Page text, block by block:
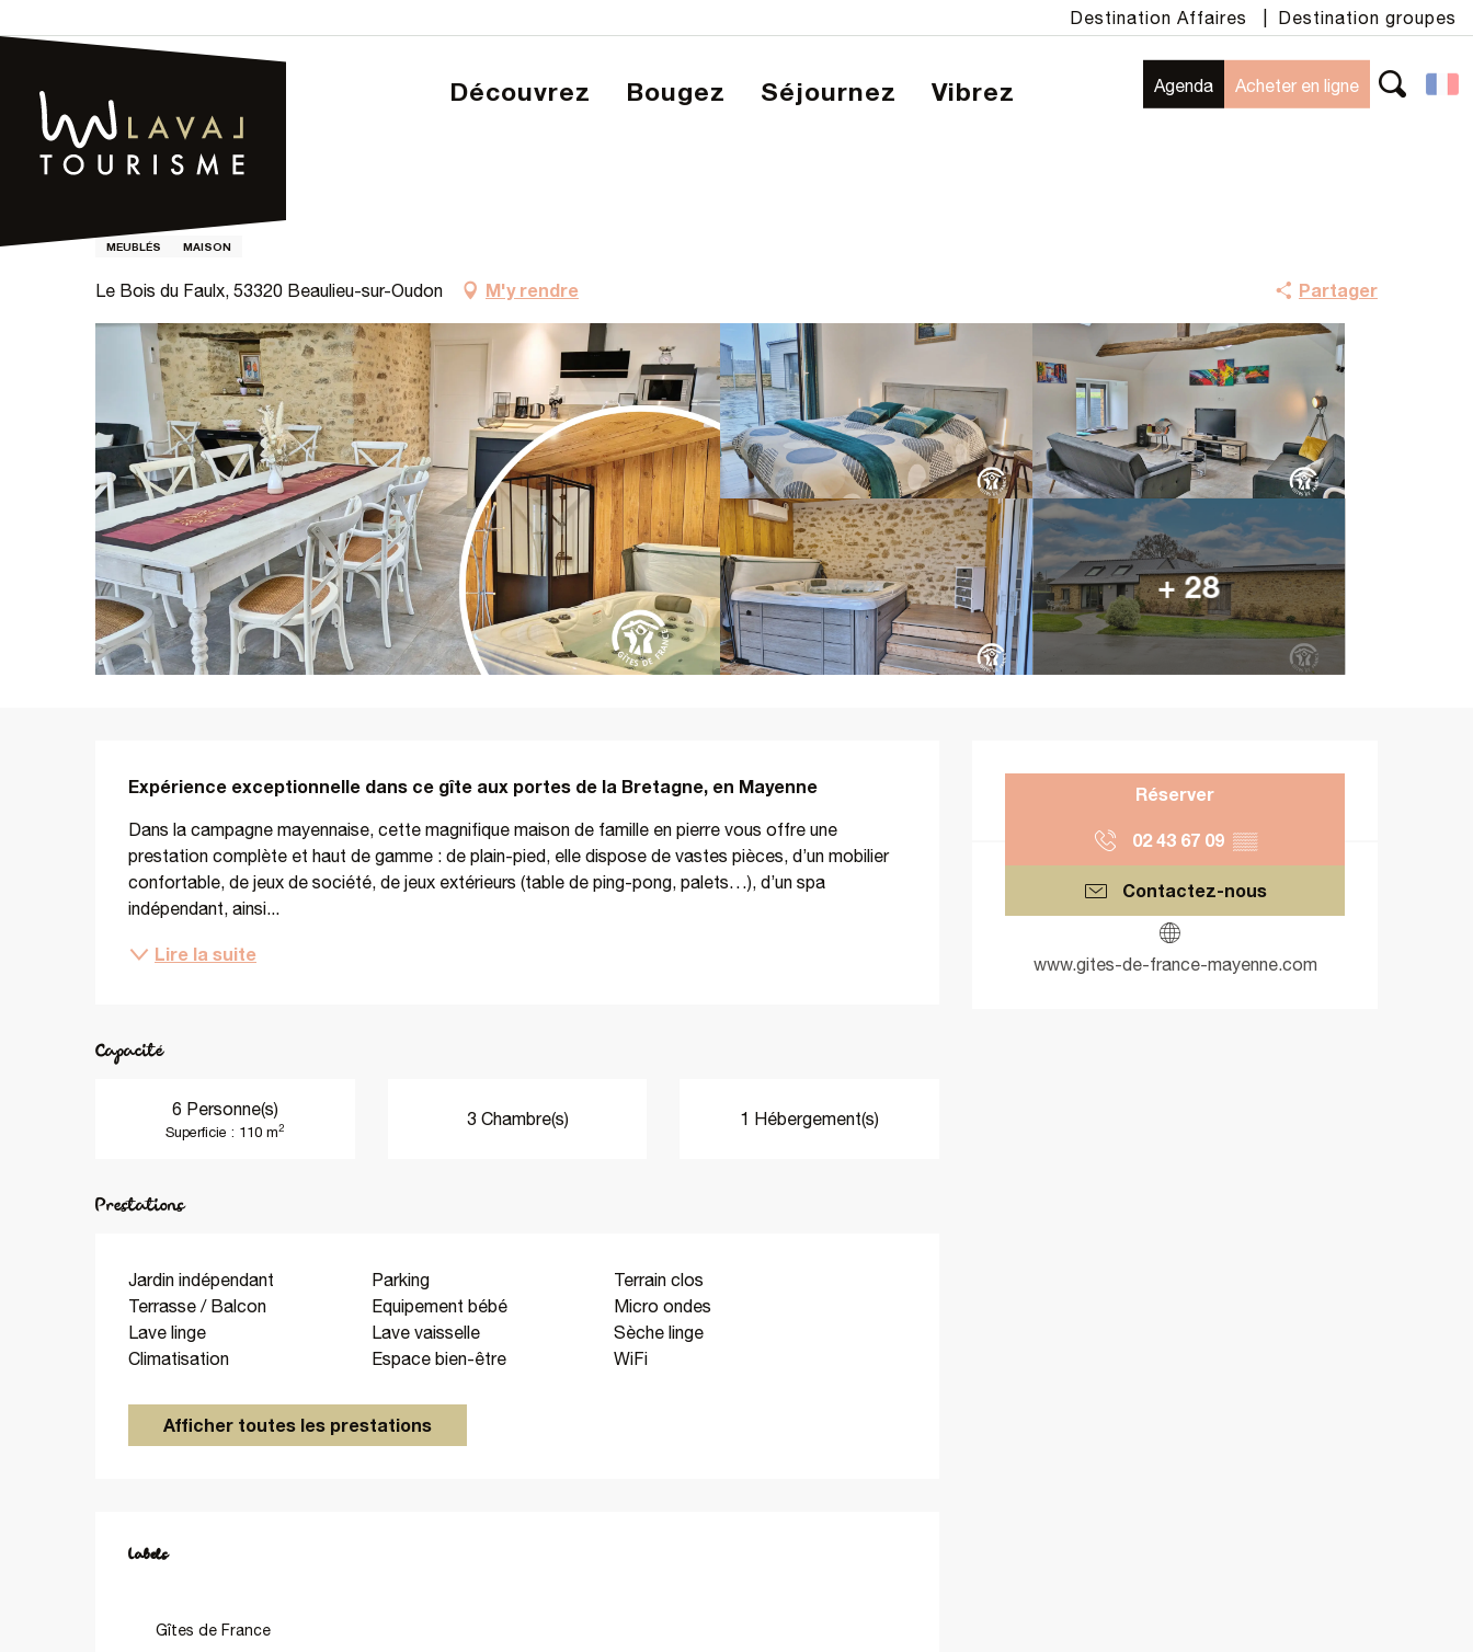
au
principal
Agenda Acheter en ligne
Recherche
Destination Affaires Destination groupes
Découvrez Bougez Séjournez Vibrez
Page d’accueil – Tourisme
MEUBLÉS MAISON
Le Bois du Faulx, 53320 Beaulieu-sur-Oudon M'y rendre Partager
+ 28
Réserver
02 43 67 09 ▒▒
Contactez-nous
www.gites-de-france-mayenne.com
Expérience exceptionnelle dans ce gîte aux portes de la Bretagne, en Mayenne
Dans la campagne mayennaise, cette magnifique maison de famille en pierre vous offre une
prestation complète et haut de gamme : de plain-pied, elle dispose de vastes pièces, d’un mobilier
confortable, de jeux de société, de jeux extérieurs (table de ping-pong, palets…), d’un spa
indépendant, ainsi...
Lire la suite
Capacité
6 Personne(s)
Superficie : 110 m2 3 Chambre(s) 1 Hébergement(s)
Prestations
Jardin indépendant Parking
Terrain clos
Terrasse / Balcon
Equipement bébé
Micro ondes
Lave linge
Lave vaisselle
Sèche linge
Climatisation
Espace bien-être WiFi
Afficher toutes les prestations
Labels
Labels
Gîtes de France